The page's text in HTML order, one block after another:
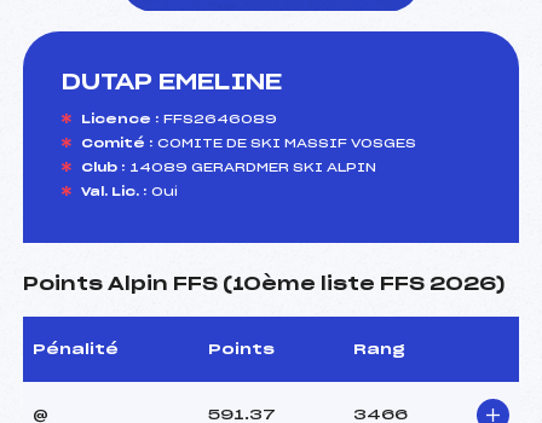
DUTAP EMELINE
Licence : FFS2646089
Comité : COMITE DE SKI MASSIF VOSGES
Club : 14089 GERARDMER SKI ALPIN
Val. Lic. : Oui
Points Alpin FFS (10ème liste FFS 2026)
Pénalité Points Rang
@ 591.37 3466